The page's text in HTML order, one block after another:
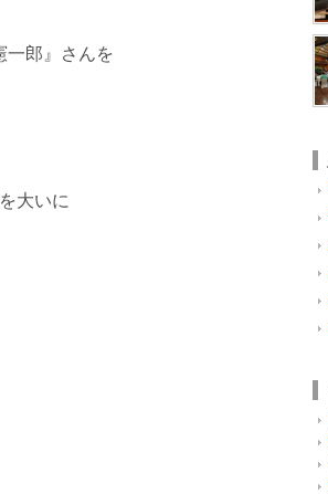
一郎』さんを
大いに